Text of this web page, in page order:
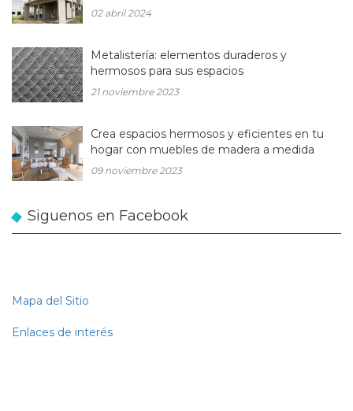
02 abril 2024
Metalistería: elementos duraderos y
hermosos para sus espacios
21 noviembre 2023
Crea espacios hermosos y eficientes en tu
hogar con muebles de madera a medida
09 noviembre 2023
Siguenos en Facebook
Mapa del Sitio
Enlaces de interés